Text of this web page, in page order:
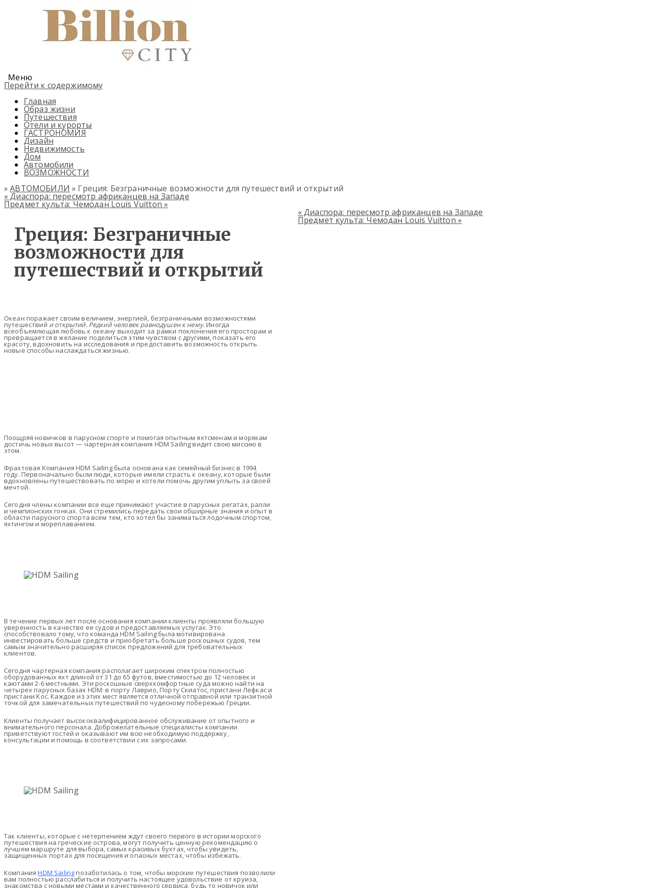
Меню
Перейти к содержимому
Главная
Образ жизни
Путешествия
Отели и курорты
ГАСТРОНОМИЯ
Дизайн
Недвижимость
Дом
Автомобили
ВОЗМОЖНОСТИ
»АВТОМОБИЛИ » Греция: Безграничные возможности для путешествий и открытий
«Диаспора: пересмотр африканцев на Западе
Предмет культа: Чемодан Louis Vuitton»
Греция: Безграничные
возможности для
путешествий и открытий
Океан поражает своим величием, энергией, безграничными возможностями
путешествий и открытий. Редкий человек равнодушен к нему.Иногда
всеобъемлющая любовь к океану выходит за рамки поклонения его просторам и
превращается в желание поделиться этим чувством с другими, показать его
красоту, вдохновить на исследования и предоставить возможность открыть
новые способы наслаждаться жизнью.
Поощряя новичков в парусном спорте и помогая опытным яхтсменам и морякам
достичь новых высот — чартерная компания HDM Sailing видит свою миссию в
этом.
Фрахтовая Компания HDM Sailing была основана как семейный бизнес в 1994
году. Первоначально были люди, которые имели страсть к океану, которые были
вдохновлены путешествовать по морю и хотели помочь другим уплыть за своей
мечтой.
Сегодня члены компании все еще принимают участие в парусных регатах, ралли
и чемпионских гонках. Они стремились передать свои обширные знания и опыт в
области парусного спорта всем тем, кто хотел бы заниматься лодочным спортом,
яхтингом и мореплаванием.
В течение первых лет после основания компании клиенты проявляли большую
уверенность в качестве ее судов и предоставляемых услугах. Это
способствовало тому, что команда HDM Sailing была мотивирована
инвестировать больше средств и приобретать больше роскошных судов, тем
самым значительно расширяя список предложений для требовательных
клиентов.
Сегодня чартерная компания располагает широким спектром полностью
оборудованных яхт длиной от 31 до 65 футов, вместимостью до 12 человек и
каютами 2-6 местными. Эти роскошные сверхкомфортные суда можно найти на
четырех парусных базах HDM: в порту Лаврио, Порту Скиатос, пристани Лефкас и
пристани Кос. Каждое из этих мест является отличной отправной или транзитной
точкой для замечательных путешествий по чудесному побережью Греции.
Клиенты получает высококвалифицированное обслуживание от опытного и
внимательного персонала. Доброжелательные специалисты компании
приветствуют гостей и оказывают им всю необходимую поддержку,
консультации и помощь в соответствии с их запросами.
Так клиенты, которые с нетерпением ждут своего первого в истории морского
путешествия на греческие острова, могут получить ценную рекомендацию о
лучшем маршруте для выбора, самых красивых бухтах, чтобы увидеть,
защищенных портах для посещения и опасных местах, чтобы избежать.
КомпанияHDM Sailingпозаботилась о том, чтобы морские путешествия позволили
вам полностью расслабиться и получить настоящее удовольствие от круиза,
знакомства с новыми местами и качественного сервиса, будь то новичок или
«Диаспора: пересмотр африканцев на Западе
Предмет культа: Чемодан Louis Vuitton »